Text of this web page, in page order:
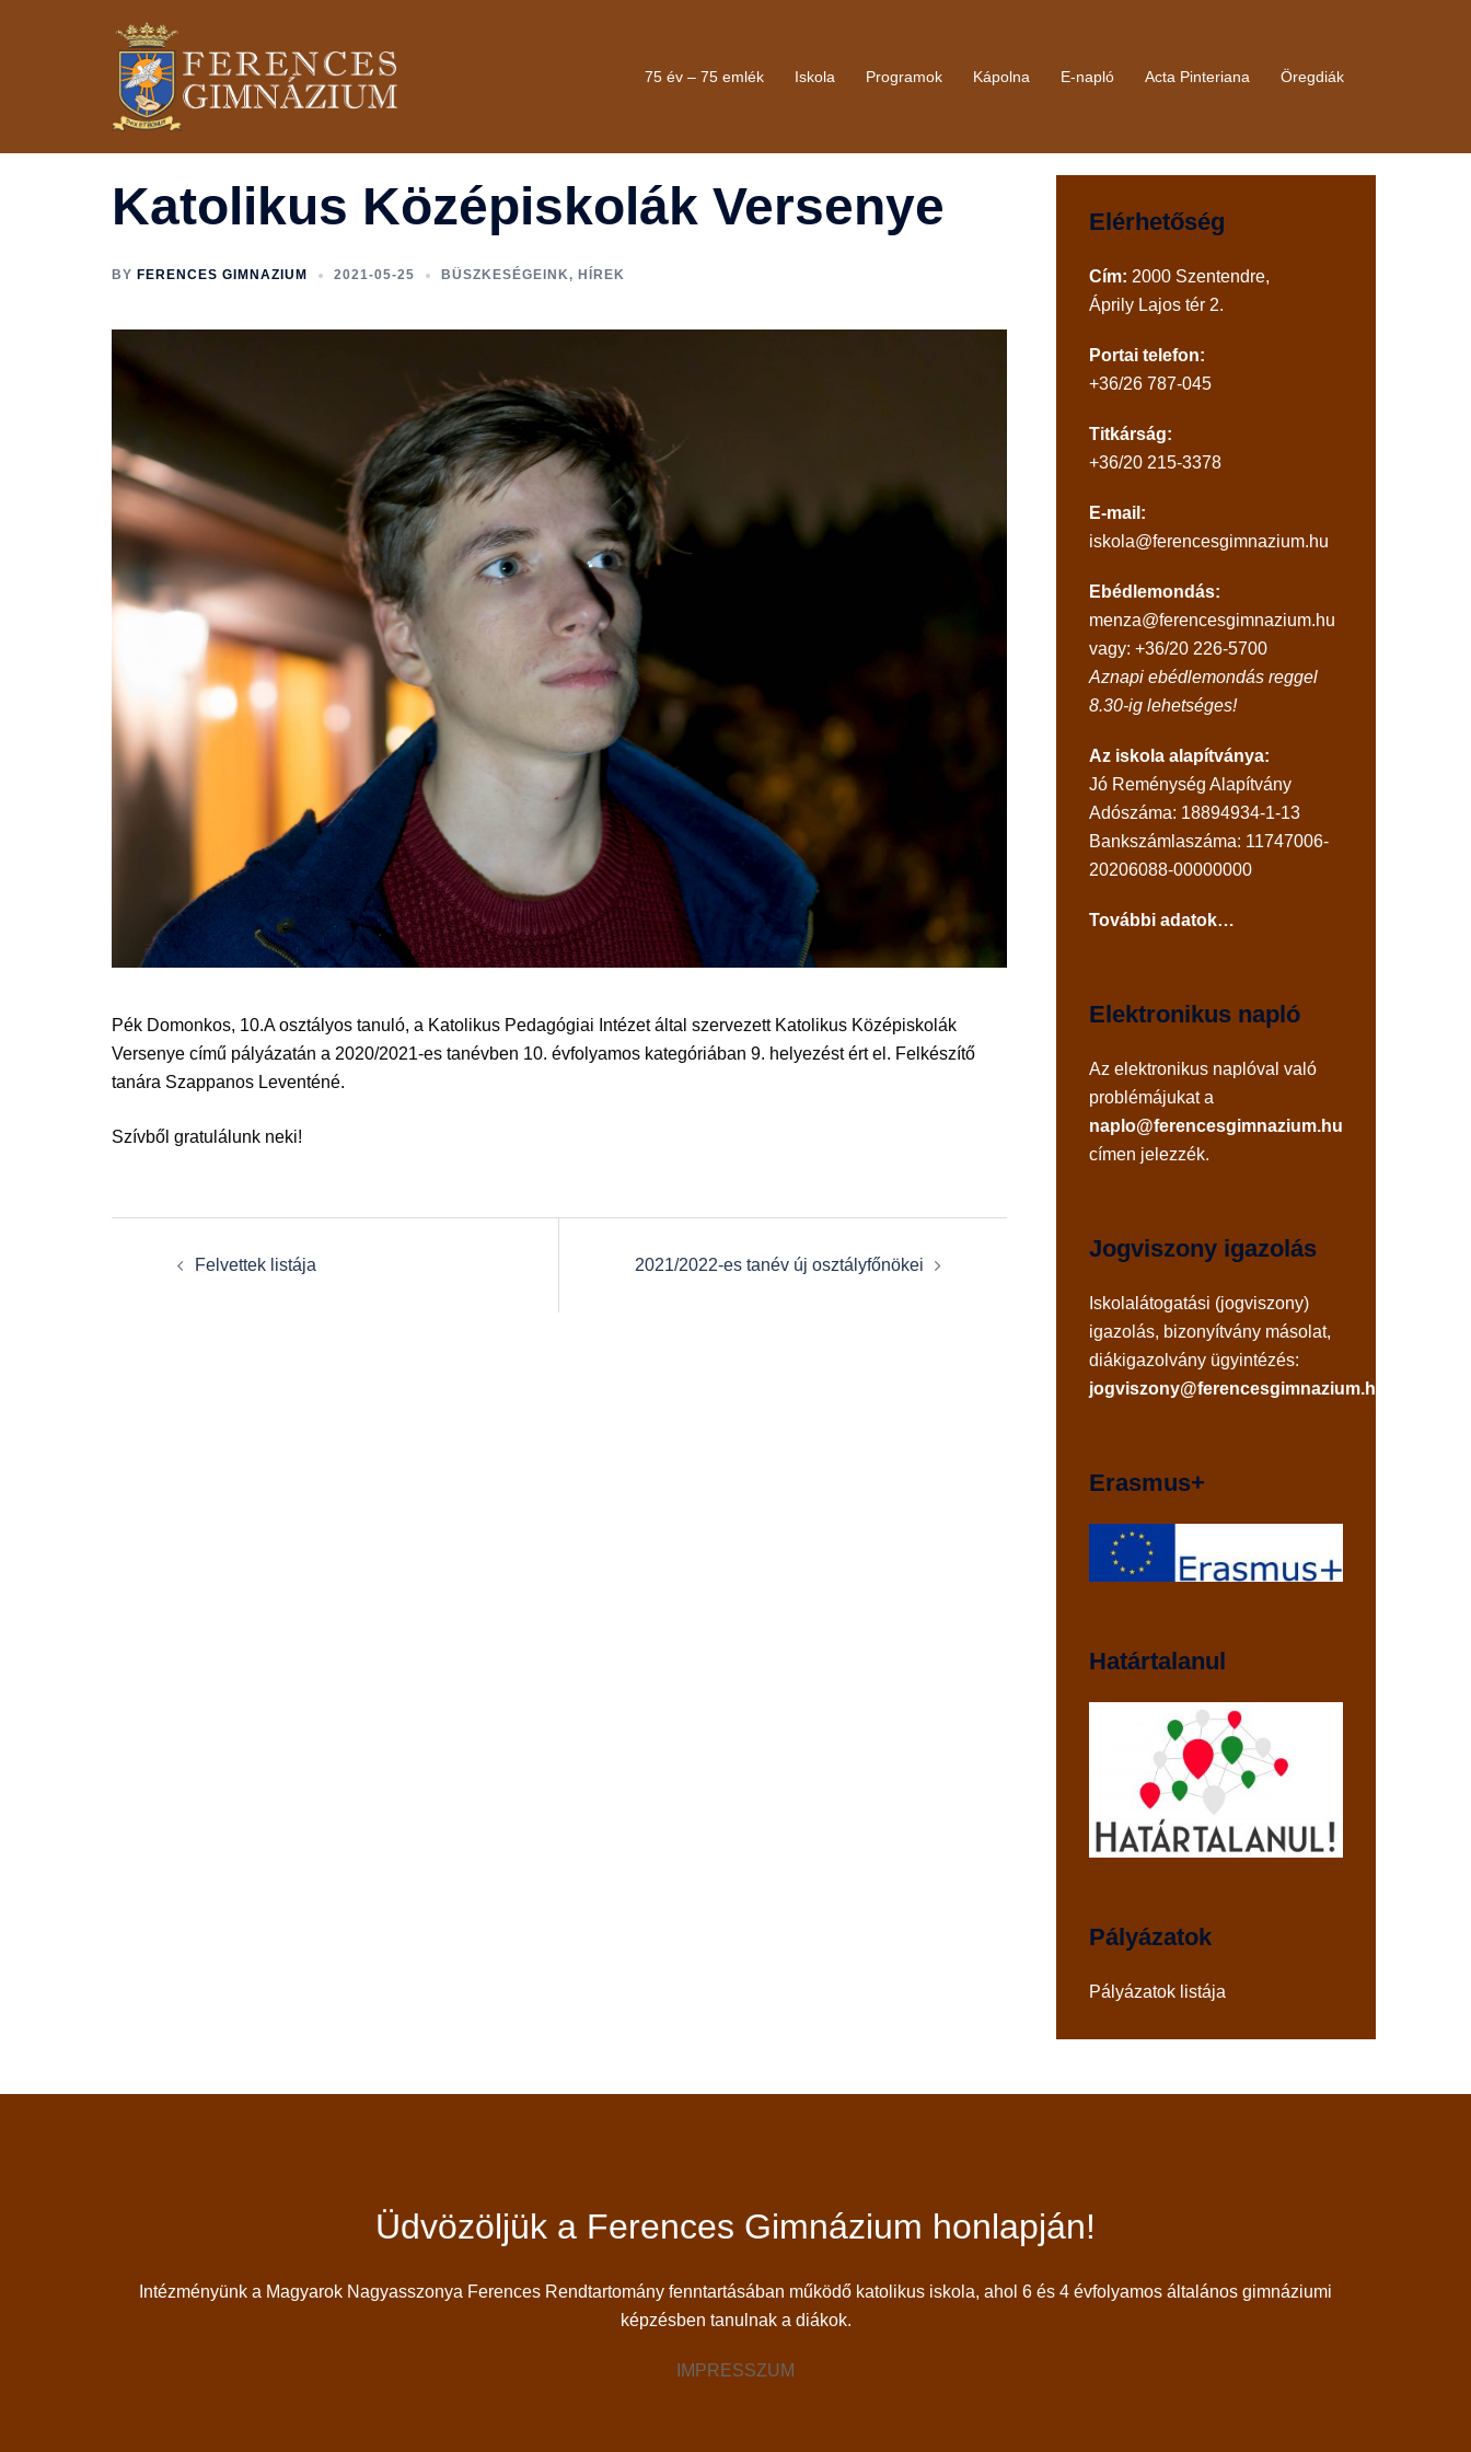
75 év – 75 emlék Iskola Programok Kápolna E-napló Acta Pinteriana Öregdiák
Katolikus Középiskolák Versenye
BY FERENCES GIMNAZIUM 2021-05-25 BÜSZKESÉGEINK, HÍREK
Pék Domonkos, 10.A osztályos tanuló, a Katolikus Pedagógiai Intézet által szervezett Katolikus Középiskolák
Versenye című pályázatán a 2020/2021-es tanévben 10. évfolyamos kategóriában 9. helyezést ért el. Felkészítő
tanára Szappanos Leventéné.
Szívből gratulálunk neki!
navigation
Felvettek listája 2021/2022-es tanév új osztályfőnökei
Elérhetőség
Cím: 2000 Szentendre,
Áprily Lajos tér 2.
Portai telefon:
+36/26 787-045
Titkárság:
+36/20 215-3378
E-mail:
iskola@ferencesgimnazium.hu
Ebédlemondás:
menza@ferencesgimnazium.hu
vagy: +36/20 226-5700
Aznapi ebédlemondás reggel
8.30-ig lehetséges!
Az iskola alapítványa:
Jó Reménység Alapítvány
Adószáma: 18894934-1-13
Bankszámlaszáma: 11747006-
20206088-00000000
További adatok…
Elektronikus napló
Az elektronikus naplóval való
problémájukat a
naplo@ferencesgimnazium.hu
címen jelezzék.
Jogviszony igazolás
Iskolalátogatási (jogviszony)
igazolás, bizonyítvány másolat,
diákigazolvány ügyintézés:
jogviszony@ferencesgimnazium.hu
Erasmus+
Határtalanul
Pályázatok
Pályázatok listája
Üdvözöljük a Ferences Gimnázium honlapján!
Intézményünk a Magyarok Nagyasszonya Ferences Rendtartomány fenntartásában működő katolikus iskola, ahol 6 és 4 évfolyamos általános gimnáziumi
képzésben tanulnak a diákok.
IMPRESSZUM